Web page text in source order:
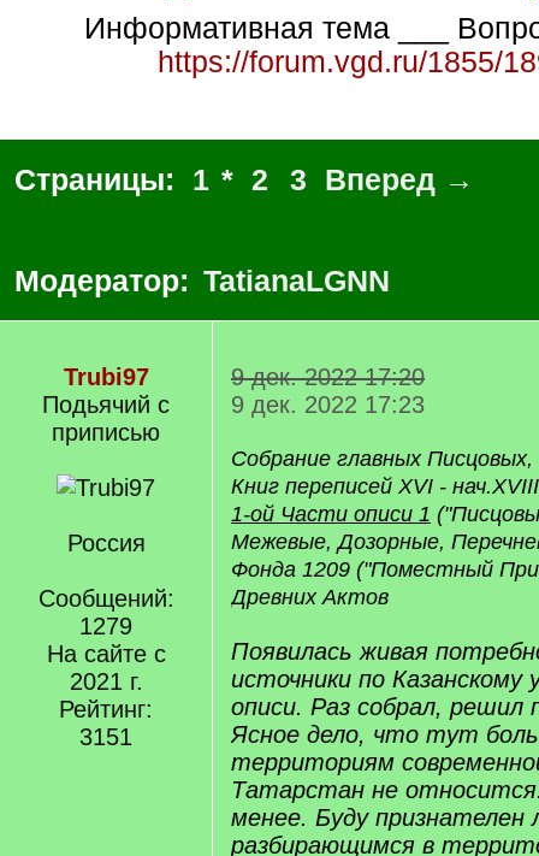
Информативная тема ___
https://forum.vgd.ru/1855/
Страницы: 1 * 2 3 Вперед →
Модератор: TatianaLGNN
Trubi97
Подьячий с
приписью
Россия
Сообщений:
1279
На сайте с
2021 г.
Рейтинг:
3151
9 дек. 2022 17:20
9 дек. 2022 17:23
Собрание главных
Книг переписей XVI -
1-ой Части описи 1
Межевые, Дозорные,
Фонда 1209 ("Поместный
Древних Актов
Появилась живая
источники по Казанскому
описи. Раз собрал, решил
Ясное дело, что тут
территориям
Татарстан не
менее. Буду признателен
разбирающимся в